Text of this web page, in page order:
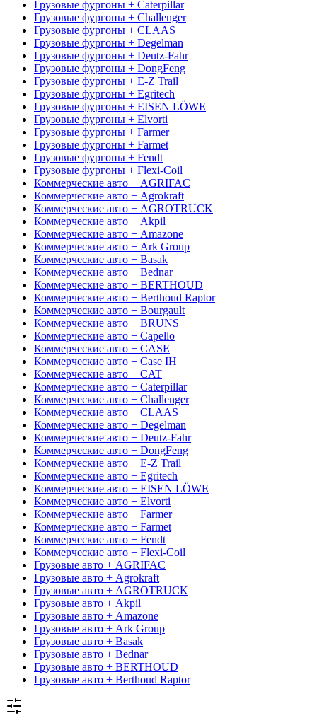
Грузовые фургоны + Caterpillar
Грузовые фургоны + Challenger
Грузовые фургоны + CLAAS
Грузовые фургоны + Degelman
Грузовые фургоны + Deutz-Fahr
Грузовые фургоны + DongFeng
Грузовые фургоны + E-Z Trail
Грузовые фургоны + Egritech
Грузовые фургоны + EISEN LÖWE
Грузовые фургоны + Elvorti
Грузовые фургоны + Farmer
Грузовые фургоны + Farmet
Грузовые фургоны + Fendt
Грузовые фургоны + Flexi-Coil
Коммерческие авто + AGRIFAC
Коммерческие авто + Agrokraft
Коммерческие авто + AGROTRUCK
Коммерческие авто + Akpil
Коммерческие авто + Amazone
Коммерческие авто + Ark Group
Коммерческие авто + Basak
Коммерческие авто + Bednar
Коммерческие авто + BERTHOUD
Коммерческие авто + Berthoud Raptor
Коммерческие авто + Bourgault
Коммерческие авто + BRUNS
Коммерческие авто + Capello
Коммерческие авто + CASE
Коммерческие авто + Case IH
Коммерческие авто + CAT
Коммерческие авто + Caterpillar
Коммерческие авто + Challenger
Коммерческие авто + CLAAS
Коммерческие авто + Degelman
Коммерческие авто + Deutz-Fahr
Коммерческие авто + DongFeng
Коммерческие авто + E-Z Trail
Коммерческие авто + Egritech
Коммерческие авто + EISEN LÖWE
Коммерческие авто + Elvorti
Коммерческие авто + Farmer
Коммерческие авто + Farmet
Коммерческие авто + Fendt
Коммерческие авто + Flexi-Coil
Грузовые авто + AGRIFAC
Грузовые авто + Agrokraft
Грузовые авто + AGROTRUCK
Грузовые авто + Akpil
Грузовые авто + Amazone
Грузовые авто + Ark Group
Грузовые авто + Basak
Грузовые авто + Bednar
Грузовые авто + BERTHOUD
Грузовые авто + Berthoud Raptor